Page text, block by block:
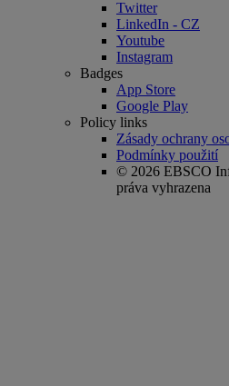
Twitter
LinkedIn - CZ
Youtube
Instagram
Badges
App Store
Google Play
Policy links
Zásady ochrany
Podmínky použití
© 2026 EBSCO
práva vyhrazena